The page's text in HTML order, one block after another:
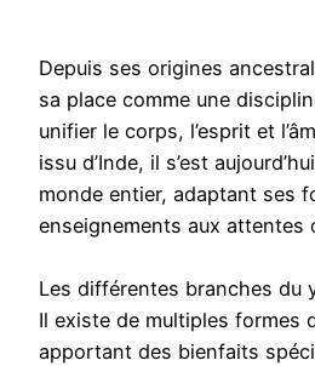
Depuis ses origines
sa place comme une
unifier le corps, l’esprit et
issu d’Inde, il s’est
monde entier, adaptant ses
enseignements aux attentes
Les différentes branches du
Il existe de multiples formes
apportant des bienfaits